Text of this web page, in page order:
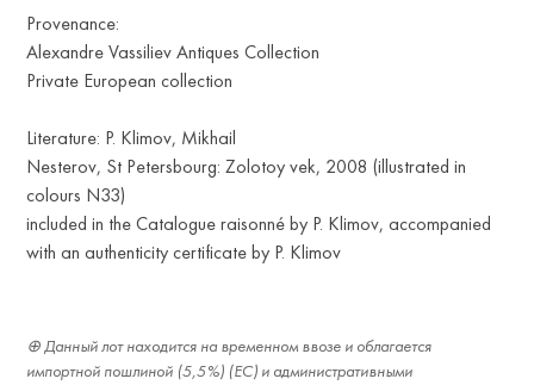
Provenance:
Alexandre Vassiliev Antiques Collection
Private European collection
Literature: P. Klimov, Mikhail
Nesterov, St Petersbourg: Zolotoy vek, 2008 (illustrated in
colours N33)
included in the Catalogue raisonné by P. Klimov, accompanied
with an authenticity certificate by P. Klimov
Данный лот находится на временном ввозе и облагается
импортной пошлиной (5,5%) (ЕС) и административными